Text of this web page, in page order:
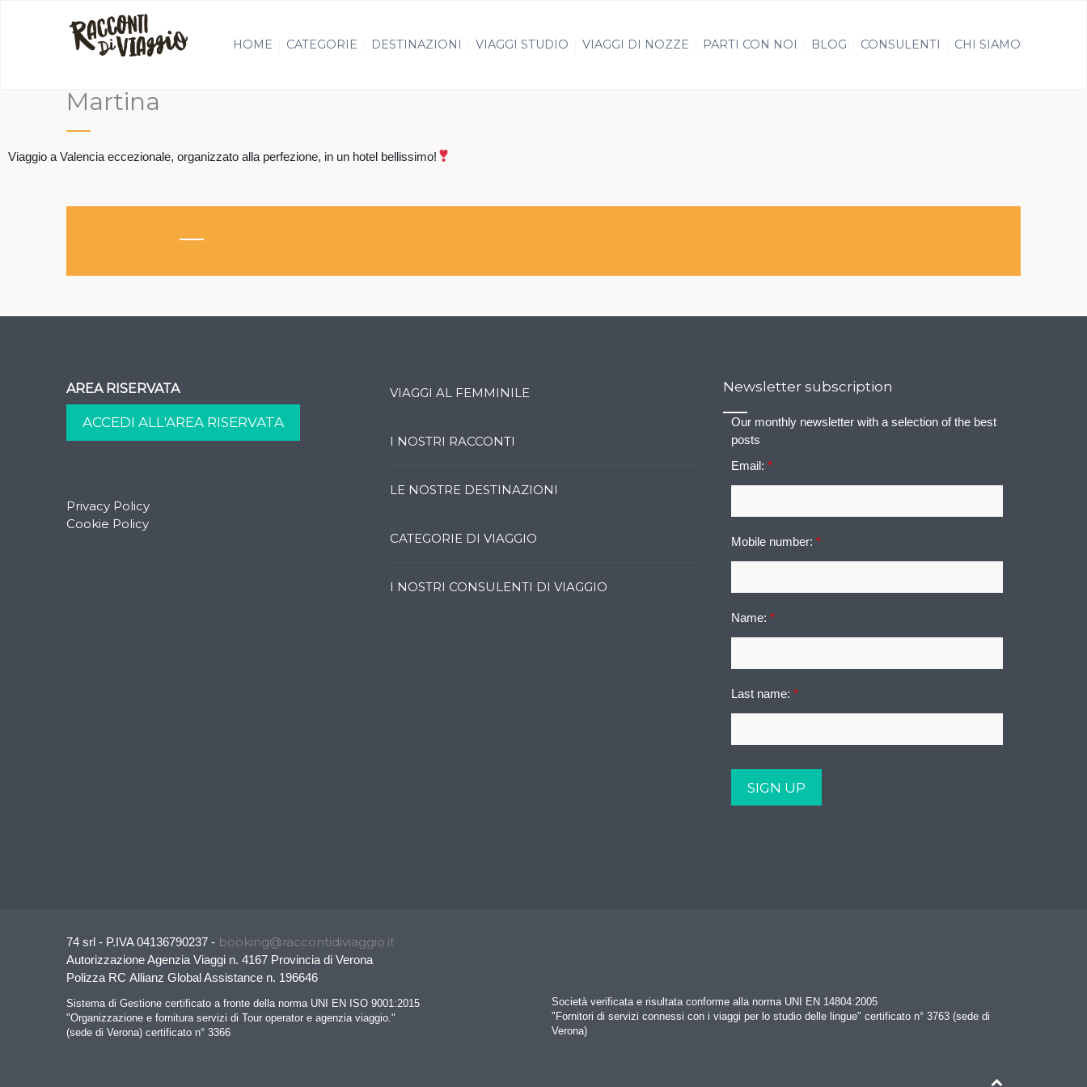
HOME CATEGORIE DESTINAZIONI VIAGGI STUDIO VIAGGI DI NOZZE PARTI CON NOI BLOG CONSULENTI CHI SIAMO
Martina
Viaggio a Valencia eccezionale, organizzato alla perfezione, in un hotel bellissimo!
AREA RISERVATA
Privacy Policy
Cookie Policy
VIAGGI AL FEMMINILE
I NOSTRI RACCONTI
LE NOSTRE DESTINAZIONI
CATEGORIE DI VIAGGIO
I NOSTRI CONSULENTI DI VIAGGIO
Newsletter subscription
Our monthly newsletter with a selection of the best
posts
Email: *
Mobile number: *
Name: *
Last name: *
74 srl - P.IVA 04136790237 - booking@raccontidiviaggio.it
Autorizzazione Agenzia Viaggi n. 4167 Provincia di Verona
Polizza RC Allianz Global Assistance n. 196646
Sistema di Gestione certificato a fronte della norma UNI EN ISO 9001:2015
"Organizzazione e fornitura servizi di Tour operator e agenzia viaggio."
(sede di Verona) certificato n° 3366
Società verificata e risultata conforme alla norma UNI EN 14804:2005
"Fornitori di servizi connessi con i viaggi per lo studio delle lingue" certificato n° 3763 (sede di
Verona)